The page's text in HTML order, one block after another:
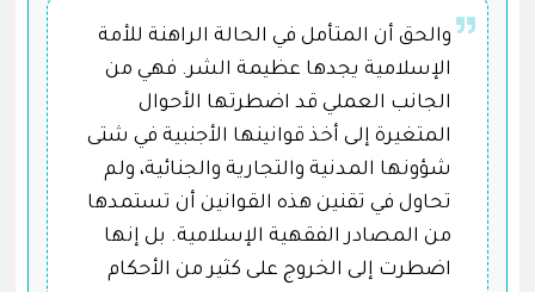
والحق أن المتأمل في الحالة الراهنة للأمة
الإسلامية يجدها عظيمة الشر. فهي من
الجانب العملي قد اضطرتها الأحوال
المتغيرة إلى أخذ قوانينها الأجنبية في شتى
شؤونها المدنية والتجارية والجنائية، ولم
تحاول في تقنين هذه القوانين أن تستمدها
من المصادر الفقهية الإسلامية. بل إنها
اضطرت إلى الخروج على كثير من الأحكام